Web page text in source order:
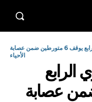
وهران: الأمن الحضري الرابع يوقف 6 متورطين ضمن عصابة
الأحياء
الرابع
ضمن عصابة